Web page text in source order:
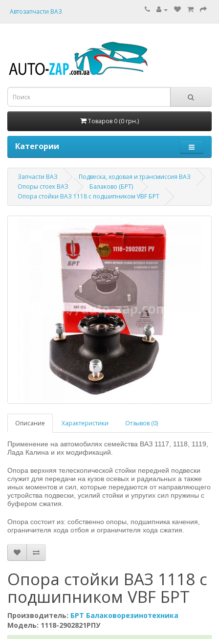
Автозапчасти ВАЗ
Товаров 0 (0 грн.)
Категории
Запчасти ВАЗ
Подвеска, ходовая и трансмиссия ВАЗ
Опоры стоек ВАЗ
Балаково (БРТ)
Опора стойки ВАЗ 1118 с подшипником VBF БРТ
Описание Характеристики Отзывов (0)
Применение на автомобилях семейства ВАЗ 1117, 1118, 1119,
Лада Калина и их модификаций.
Опора верхняя телескопической стойки передней подвески
служит для передачи на кузов осевых и радиальных а также
иных моментов и сил, которые передаются от направляющего
устройства подвески, усилий стойки и упругих сил пружины с
буфером сжатия.
Опора состоит из: собственно опоры, подшипника качения,
ограничителя хода отбоя и ограничителя хода сжатия.
Опора стойки ВАЗ 1118 с
подшипником VBF БРТ
Производитель: БРТ Балаковорезинотехника
Модель: 1118-2902821РПУ